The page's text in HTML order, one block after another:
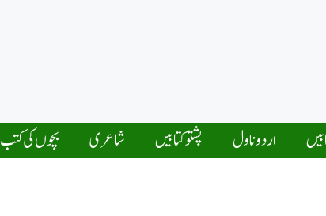
اردو ناول پشتو کتابیں شاعری بچوں کی کتب